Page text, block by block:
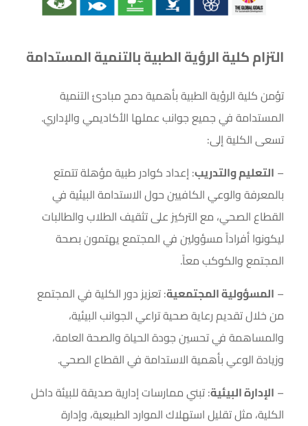
التزام كلية الرؤية الطبية بالتنمية المستدامة
تؤمن كلية الرؤية الطبية بأهمية دمج مبادئ التنمية
المستدامة في جميع جوانب عملها الأكاديمي والإداري.
تسعى الكلية إلى:
– التعليم والتدريب: إعداد كوادر طبية مؤهلة تتمتع
بالمعرفة والوعي الكافيين حول الاستدامة البيئية في
القطاع الصحي، مع التركيز على تثقيف الطلاب والطالبات
ليكونوا أفراداً مسؤولين في المجتمع يهتمون بصحة
المجتمع والكوكب معاً.
– المسؤولية المجتمعية: تعزيز دور الكلية في المجتمع
من خلال تقديم رعاية صحية تراعي الجوانب البيئية،
والمساهمة في تحسين جودة الحياة والصحة العامة،
وزيادة الوعي بأهمية الاستدامة في القطاع الصحي.
– الإدارة البيئية: تبني ممارسات إدارية صديقة للبيئة داخل
الكلية، مثل تقليل استهلاك الموارد الطبيعية، وإدارة